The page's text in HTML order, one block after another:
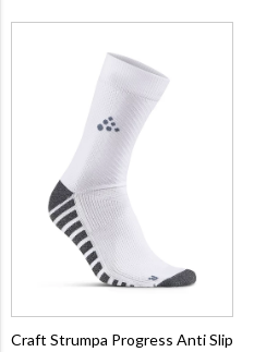
Craft Strumpa Progress Anti Slip